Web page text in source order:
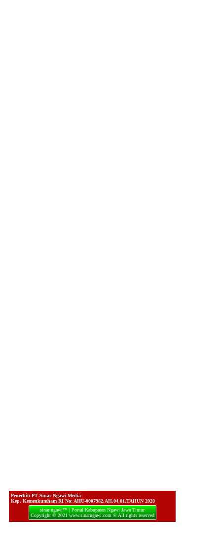
Penerbit: PT Sinar Ngawi Media
Kep. Kemenkumham RI No: AHU-0007982.AH.04.01.TAHUN 2020
sinar ngawi™ | Portal Kabupaten Ngawi Jawa Timur
Copyright © 2021 www.sinarngawi.com ® All rights reserved